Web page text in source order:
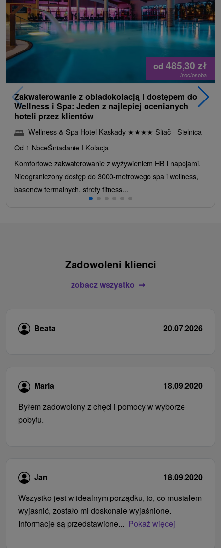
od 485,30 zł
/noc/osoba
Zakwaterowanie z obiadokolacją i dostępem do
Wellness i Spa: Jeden z najlepiej ocenianych
hoteli przez klientów
Wellness & Spa Hotel Kaskady ★★★★ Sliač - Sielnica
Od 1 NoceŚniadanie I Kolacja
Komfortowe zakwaterowanie z wyżywieniem HB i napojami.
Nieograniczony dostęp do 3000-metrowego spa i wellness,
basenów termalnych, strefy fitness...
Zadowoleni klienci
zobacz wszystko
Beata 20.07.2026
Maria
18.09.2020
Byłem zadowolony z chęci i pomocy w wyborze
pobytu.
Jan
18.09.2020
Wszystko jest w idealnym porządku, to, co musiałem
wyjaśnić, zostało mi doskonale wyjaśnione.
Informacje są przedstawione... Pokaż więcej